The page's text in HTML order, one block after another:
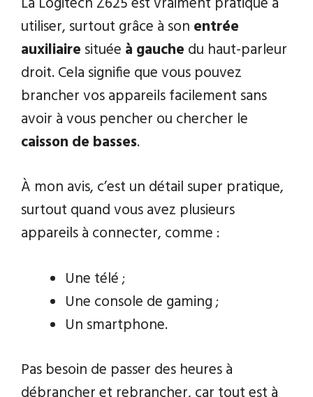
utiliser, surtout grâce à son entrée
auxiliaire située à gauche du haut-parleur
droit. Cela signifie que vous pouvez
brancher vos appareils facilement sans
avoir à vous pencher ou chercher le
caisson de basses.
À mon avis, c’est un détail super pratique,
surtout quand vous avez plusieurs
appareils à connecter, comme :
Une télé ;
Une console de gaming ;
Un smartphone.
Pas besoin de passer des heures à